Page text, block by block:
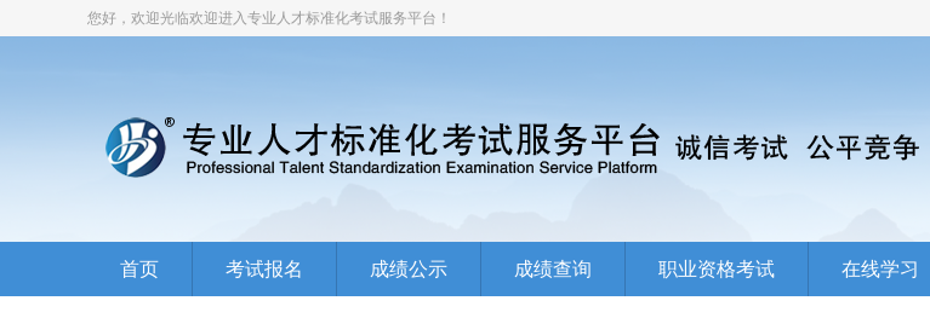
您好，欢迎光临欢迎进入专业人才标准化考试服务平台！
首页 考试报名 成绩公示 成绩查询 职业资格考试 在线学习